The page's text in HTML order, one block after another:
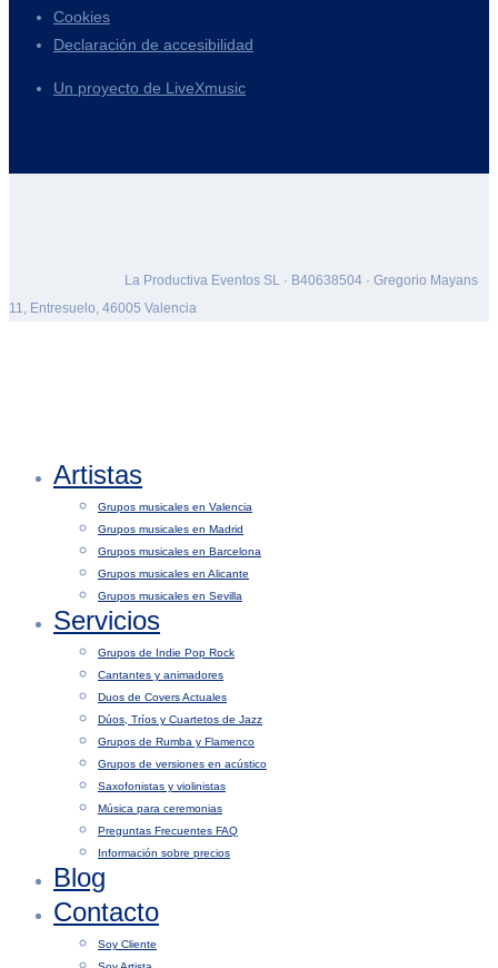
Cookies
Declaración de accesibilidad
Un proyecto de LiveXmusic
La Productiva Eventos SL · B40638504 · Gregorio Mayans
11, Entresuelo, 46005 Valencia
Artistas
Grupos musicales en Valencia
Grupos musicales en Madrid
Grupos musicales en Barcelona
Grupos musicales en Alicante
Grupos musicales en Sevilla
Servicios
Grupos de Indie Pop Rock
Cantantes y animadores
Duos de Covers Actuales
Dúos, Tríos y Cuartetos de Jazz
Grupos de Rumba y Flamenco
Grupos de versiones en acústico
Saxofonistas y violinistas
Música para ceremonias
Preguntas Frecuentes FAQ
Información sobre precios
Blog
Contacto
Soy Cliente